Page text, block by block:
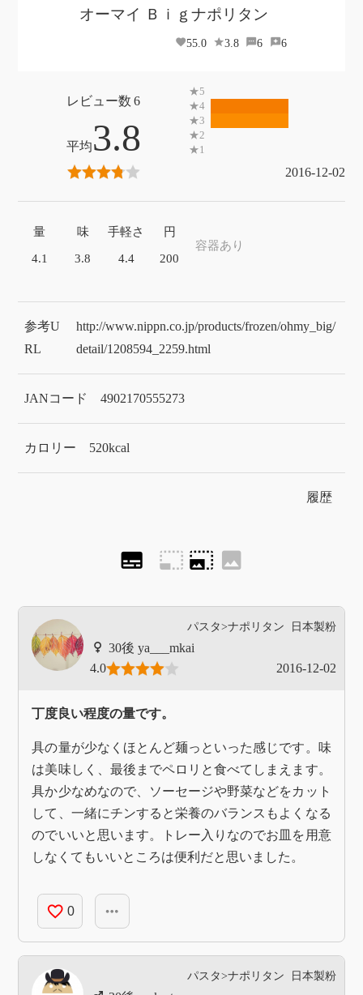
オーマイ Ｂｉｇナポリタン
55.0 3.8 6 6
6
3.8
2016-12-02
量
4.1
味
3.8
手軽さ
4.4
円
200
容器あり
参考U
RL
http://www.nippn.co.jp/products/frozen/ohmy_big/
detail/1208594_2259.html
JANコード 4902170555273
カロリー 520kcal
履歴
subtitles photo_size_select_small photo_size_select_large image
パスタ>ナポリタン 日本製粉
ya___mkai
4.0
2016-12-02
丁度良い程度の量です。
具の量が少なくほとんど麺っといった感じです。味
は美味しく、最後までペロリと食べてしまえます。
具か少なめなので、ソーセージや野菜などをカット
して、一緒にチンすると栄養のバランスもよくなる
のでいいと思います。トレー入りなのでお皿を用意
しなくてもいいところは便利だと思いました。
favorite_border 0 more_horiz
パスタ>ナポリタン 日本製粉